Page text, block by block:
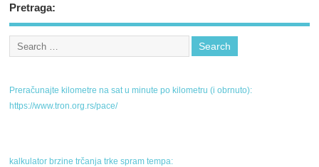
Pretraga:
Preračunajte kilometre na sat u minute po kilometru (i obrnuto):
https://www.tron.org.rs/pace/
kalkulator brzine trčanja trke spram tempa: